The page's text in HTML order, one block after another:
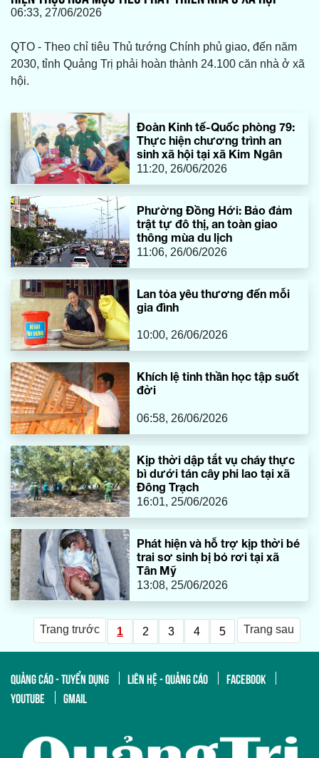
06:33, 27/06/2026
QTO - Theo chỉ tiêu Thủ tướng Chính phủ giao, đến năm
2030, tỉnh Quảng Trị phải hoàn thành 24.100 căn nhà ở xã
hội.
Đoàn Kinh tế-Quốc phòng 79:
Thực hiện chương trình an
sinh xã hội tại xã Kim Ngân
11:20, 26/06/2026
Phường Đồng Hới: Bảo đảm
trật tự đô thị, an toàn giao
thông mùa du lịch
11:06, 26/06/2026
Lan tỏa yêu thương đến mỗi
gia đình
10:00, 26/06/2026
Khích lệ tinh thần học tập suốt
đời
06:58, 26/06/2026
Kịp thời dập tắt vụ cháy thực
bì dưới tán cây phi lao tại xã
Đông Trạch
16:01, 25/06/2026
Phát hiện và hỗ trợ kịp thời bé
trai sơ sinh bị bỏ rơi tại xã
Tân Mỹ
13:08, 25/06/2026
Trang trước 1 2 3 4 5 Trang sau
QUẢNG CÁO - TUYỂN DỤNG LIÊN HỆ - QUẢNG CÁO
FACEBOOK
YOUTUBE
GMAIL